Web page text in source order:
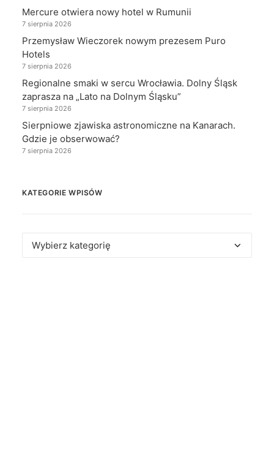
Mercure otwiera nowy hotel w Rumunii
7 sierpnia 2026
Przemysław Wieczorek nowym prezesem Puro
Hotels
7 sierpnia 2026
Regionalne smaki w sercu Wrocławia. Dolny Śląsk
zaprasza na „Lato na Dolnym Śląsku”
7 sierpnia 2026
Sierpniowe zjawiska astronomiczne na Kanarach.
Gdzie je obserwować?
7 sierpnia 2026
KATEGORIE WPISÓW
Kategorie